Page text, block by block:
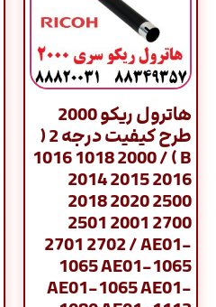
هاترول ریکو 2000
طرح کیفیت درجه 2 (
B ) / 1016 1018 2000
2014 2015 2016
2018 2020 2500
2501 2001 2700
2701 2702 / AE01-
1065 AE01-1065
AE01-1065 AE01-